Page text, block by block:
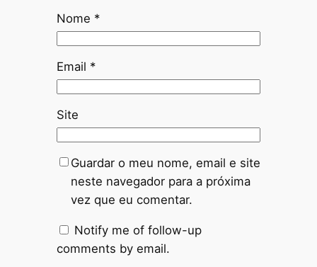
Nome *
Email *
Site
Guardar o meu nome, email e site
neste navegador para a próxima
vez que eu comentar.
Notify me of follow-up
comments by email.